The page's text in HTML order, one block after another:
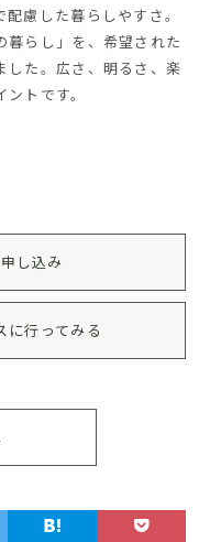
慮した暮らしやすさ。
暮らし」を、希望された
した。広さ、明るさ、楽
トです。
し込み
に行ってみる